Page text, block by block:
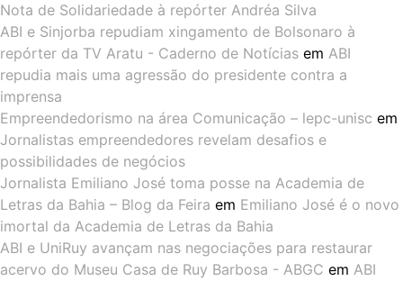
Nota de Solidariedade à repórter Andréa Silva
ABI e Sinjorba repudiam xingamento de Bolsonaro à
repórter da TV Aratu - Caderno de Notícias em ABI
repudia mais uma agressão do presidente contra a
imprensa
Empreendedorismo na área Comunicação – lepc-unisc em
Jornalistas empreendedores revelam desafios e
possibilidades de negócios
Jornalista Emiliano José toma posse na Academia de
Letras da Bahia – Blog da Feira em Emiliano José é o novo
imortal da Academia de Letras da Bahia
ABI e UniRuy avançam nas negociações para restaurar
acervo do Museu Casa de Ruy Barbosa - ABGC em ABI